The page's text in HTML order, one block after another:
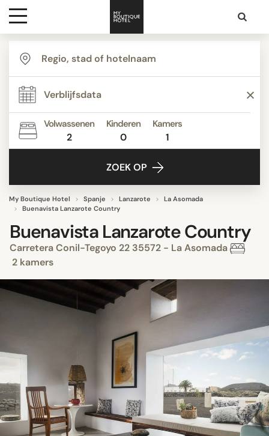
Bestemmingen
Hoteltypes
Contact
Volwassenen
2
Kinderen
0
Kamers
1
ZOEK OP
My Boutique Hotel Spanje Lanzarote
La Asomada
Buenavista Lanzarote Country
Buenavista Lanzarote Country
Carretera Conil-Tegoyo 22 35572 - La Asomada
2 kamers